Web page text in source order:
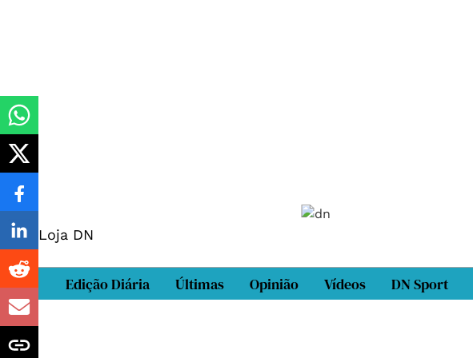
Loja DN
Edição Diária Últimas Opinião Vídeos DN Sport